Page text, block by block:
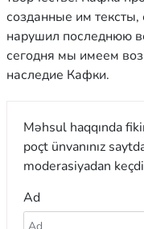
созданные им
нарушил последнюю
сегодня мы имеем
наследие Кафки.
Məhsul haqqında
poçt ünvanınız
moderasiyadan
Ad